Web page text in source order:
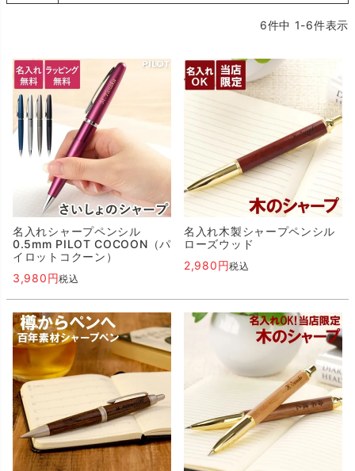
6件中 1-6件表示
名入れシャープペンシル
0.5mm PILOT COCOON（パ
イロットコクーン）
3,980
税込
名入れ木製シャープペンシル
ローズウッド
2,980
税込